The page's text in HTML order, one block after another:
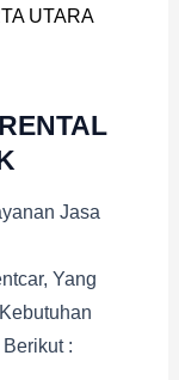
UTARA
Jasa
Yang
: